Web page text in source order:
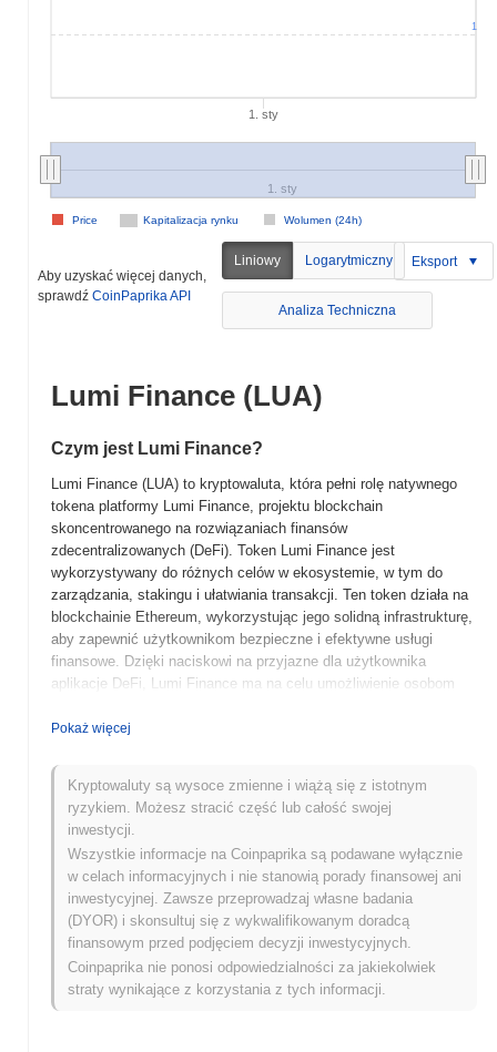
1. sty
Kapitalizacja rynku Wolumen (24h)
Price
1. sty
1
Aby uzyskać więcej danych,
sprawdź CoinPaprika API
Liniowy Logarytmiczny Eksport
Analiza Techniczna
Lumi Finance (LUA)
Czym jest Lumi Finance?
Lumi Finance (LUA) to kryptowaluta, która pełni rolę natywnego
tokena platformy Lumi Finance, projektu blockchain
skoncentrowanego na rozwiązaniach finansów
zdecentralizowanych (DeFi). Token Lumi Finance jest
wykorzystywany do różnych celów w ekosystemie, w tym do
zarządzania, stakingu i ułatwiania transakcji. Ten token działa na
blockchainie Ethereum, wykorzystując jego solidną infrastrukturę,
aby zapewnić użytkownikom bezpieczne i efektywne usługi
finansowe. Dzięki naciskowi na przyjazne dla użytkownika
aplikacje DeFi, Lumi Finance ma na celu umożliwienie osobom
Lumi Finance została uruchomiona w 2020 roku, stworzona przez
zespół entuzjastów blockchainu, którzy dążyli do uproszczenia
zarządzania aktywami kryptograficznymi. Platforma koncentruje
się na zapewnieniu użytkownikom płynnego doświadczenia w
zarządzaniu aktywami cyfrowymi i usługami finansów
zdecentralizowanych (DeFi). Początkowo notowana na kilku
giełdach, Lumi Finance zyskała popularność dzięki przyjaznemu
interfejsowi i innowacyjnym funkcjom, co przyczyniło się do jej
wczesnego rozwoju i wzrostu w konkurencyjnej przestrzeni DeFi.
Co czeka Lumi Finance w przyszłości?
Pokaż więcej
Kryptowaluty są wysoce zmienne i wiążą się z istotnym
ryzykiem. Możesz stracić część lub całość swojej
inwestycji.
Wszystkie informacje na Coinpaprika są podawane wyłącznie
w celach informacyjnych i nie stanowią porady finansowej ani
inwestycyjnej. Zawsze przeprowadzaj własne badania
(DYOR) i skonsultuj się z wykwalifikowanym doradcą
finansowym przed podjęciem decyzji inwestycyjnych.
Coinpaprika nie ponosi odpowiedzialności za jakiekolwiek
straty wynikające z korzystania z tych informacji.